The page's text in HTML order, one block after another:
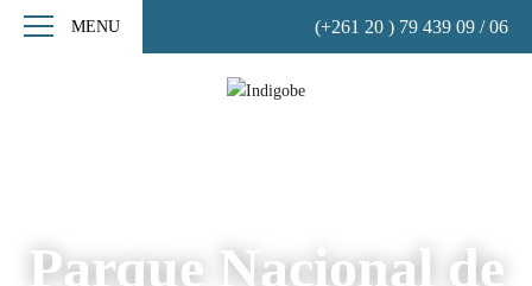
MENU (+261 20 ) 79 439 09 / 06
Parque Nacional de